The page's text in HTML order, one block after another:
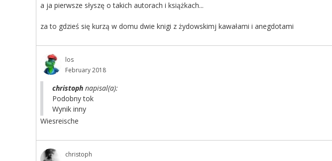
a ja pierwsze słyszę o takich autorach i książkach...
za to gdzieś się kurzą w domu dwie knigi z żydowskimj kawałami i anegdotami
los
February 2018
christoph napisal(a):
Podobny tok
Wynik inny
Wiesreische
christoph